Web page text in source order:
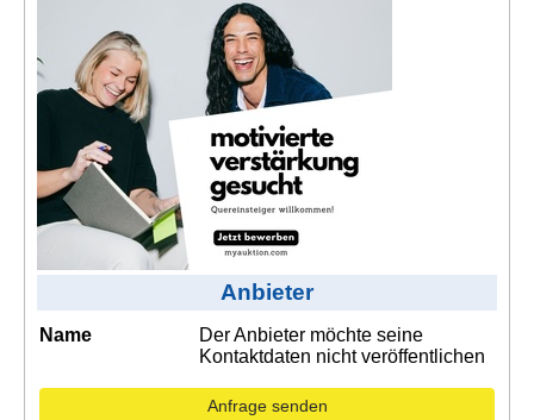
AGB, Nutzungsbedingungen
Impressum
Anbieter
Name
Der Anbieter möchte seine
Kontaktdaten nicht veröffentlichen
Anfrage senden